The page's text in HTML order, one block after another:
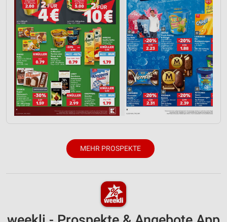
MEHR PROSPEKTE
Verwendung reduzierter Daten zur Auswahl von
Werbeanzeigen
Erstellung von Profilen für personalisierte
Werbung
Verwendung von Profilen zur Auswahl
personalisierter Werbung
Erstellung von Profilen zur Personalisierung
von Inhalten
personalisierter Inhalte
Messung der Performance von Inhalten
Analyse von Zielgruppen durch Statistiken oder
Kombinationen von Daten aus verschiedenen